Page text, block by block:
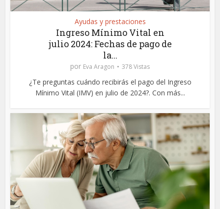
Ayudas y prestaciones
Ingreso Mínimo Vital en
julio 2024: Fechas de pago de
la...
por Eva Aragon 378 Vistas
¿Te preguntas cuándo recibirás el pago del Ingreso
Mínimo Vital (IMV) en julio de 2024?. Con más...